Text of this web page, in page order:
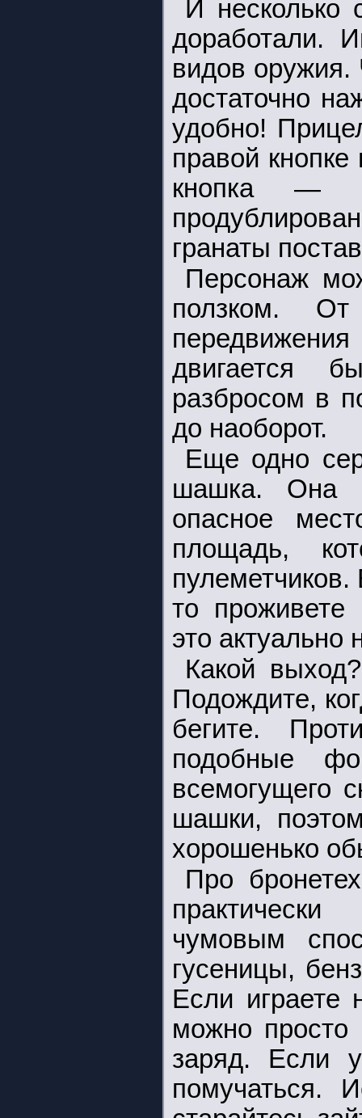
И несколько
доработали.
видов
достаточно
удобно!
правой
кнопка —
гранаты
Персонаж
ползком. От
двигается
разбросом в
до наоборот.
Еще одно
шашка. Она
опасное
площадь,
то
это
Какой
Подождите,
бегите.
подобные
всемогущего
шашки,
хорошенько
Про
чумовым
гусеницы,
Если играете
можно просто
заряд. Если
помучаться.